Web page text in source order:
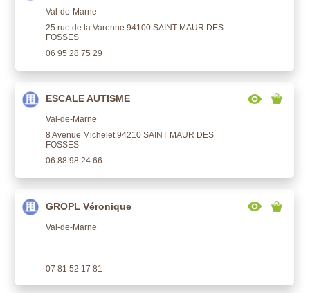
Val-de-Marne
25 rue de la Varenne 94100 SAINT MAUR DES
FOSSES
06 95 28 75 29
ESCALE AUTISME
Val-de-Marne
8 Avenue Michelet 94210 SAINT MAUR DES
FOSSES
06 88 98 24 66
GROPL Véronique
Val-de-Marne
07 81 52 17 81